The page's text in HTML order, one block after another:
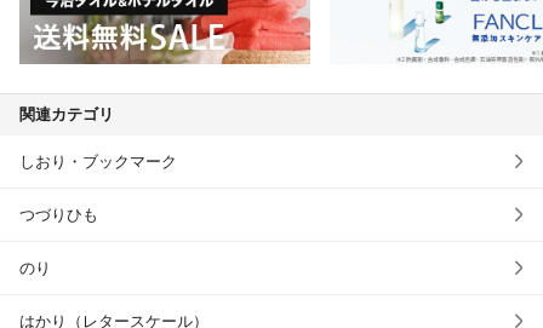
関連カテゴリ
しおり・ブックマーク
つづりひも
のり
はかり（レタースケール）